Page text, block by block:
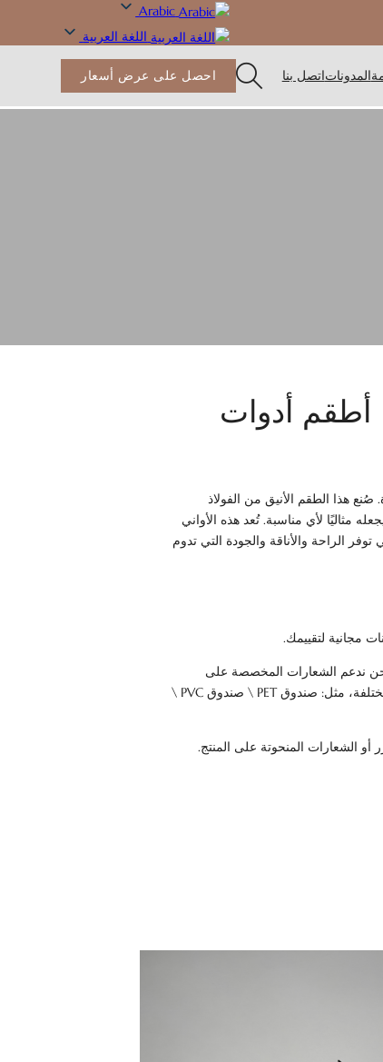
Arabic
اللغة العربية
المدوناتاتصل بنا احصل على عرض أسعار
أطقم أدوات
هذا الطقم الأنيق من الفولاذ
مثاليًا لأي مناسبة. تُعد هذه الأواني
الراحة والأناقة والجودة التي تدوم
مجانية لتقييمك.
ندعم الشعارات المخصصة على
العبوات. يمكنك الاختيار من بين أنماط تغليف مختلفة، مثل: صندوق PET \ صندوق PVC \
أو الشعارات المنحوتة على المنتج.